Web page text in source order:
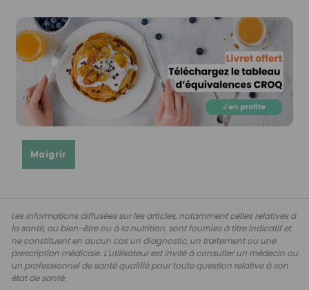
Maigrir
Les informations diffusées sur les articles, notamment celles relatives à
la santé, au bien-être ou à la nutrition, sont fournies à titre indicatif et
ne constituent en aucun cas un diagnostic, un traitement ou une
prescription médicale. L'utilisateur est invité à consulter un médecin ou
un professionnel de santé qualifié pour toute question relative à son
état de santé.